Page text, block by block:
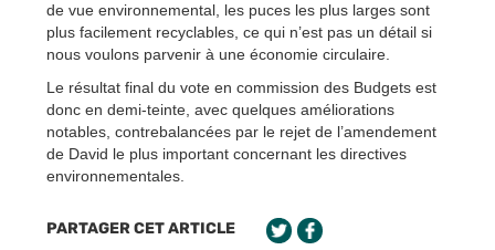
de vue environnemental, les puces les plus larges sont
plus facilement recyclables, ce qui n’est pas un détail si
nous voulons parvenir à une économie circulaire.
Le résultat final du vote en commission des Budgets est
donc en demi-teinte, avec quelques améliorations
notables, contrebalancées par le rejet de l’amendement
de David le plus important concernant les directives
environnementales.
PARTAGER CET ARTICLE